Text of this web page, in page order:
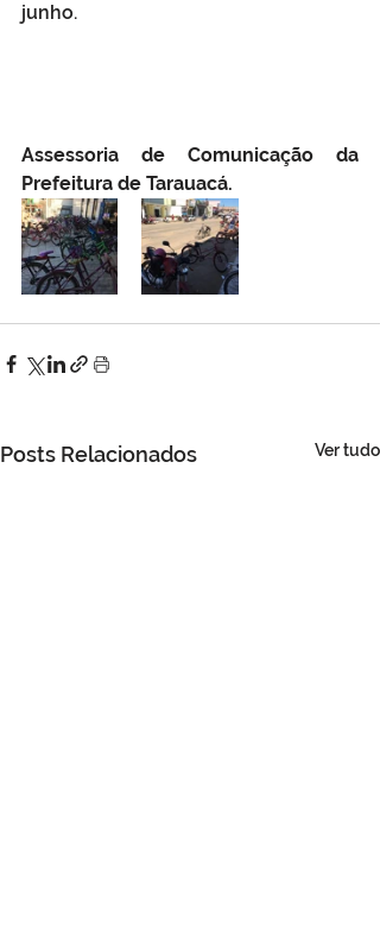
junho.
Assessoria de Comunicação da
Prefeitura de Tarauacá.
Posts Relacionados Ver tudo